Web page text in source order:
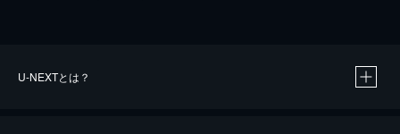
U-NEXTとは？